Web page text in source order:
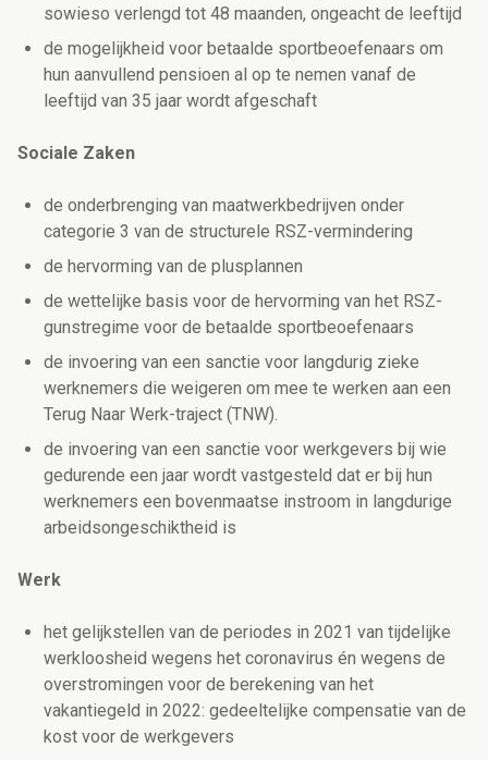
sowieso verlengd tot 48 maanden, ongeacht de leeftijd
de mogelijkheid voor betaalde sportbeoefenaars om
hun aanvullend pensioen al op te nemen vanaf de
leeftijd van 35 jaar wordt afgeschaft
Sociale Zaken
de onderbrenging van maatwerkbedrijven onder
categorie 3 van de structurele RSZ-vermindering
de hervorming van de plusplannen
de wettelijke basis voor de hervorming van het RSZ-
gunstregime voor de betaalde sportbeoefenaars
de invoering van een sanctie voor langdurig zieke
werknemers die weigeren om mee te werken aan een
Terug Naar Werk-traject (TNW).
de invoering van een sanctie voor werkgevers bij wie
gedurende een jaar wordt vastgesteld dat er bij hun
werknemers een bovenmaatse instroom in langdurige
arbeidsongeschiktheid is
Werk
het gelijkstellen van de periodes in 2021 van tijdelijke
werkloosheid wegens het coronavirus én wegens de
overstromingen voor de berekening van het
vakantiegeld in 2022: gedeeltelijke compensatie van de
kost voor de werkgevers